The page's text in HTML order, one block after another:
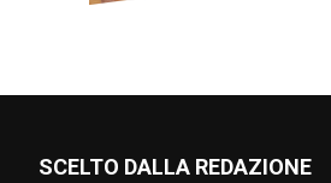
SCELTO DALLA REDAZIONE